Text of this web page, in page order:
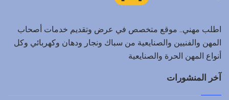
اطلب مهني.. موقع متخصص في عرض وتقديم خدمات أصحاب
المهن والفنيين والصنايعية من سباك ونجار ودهان وكهربائي وكل
أنواع المهن الحرة والصنايعية
آخر المنشورات